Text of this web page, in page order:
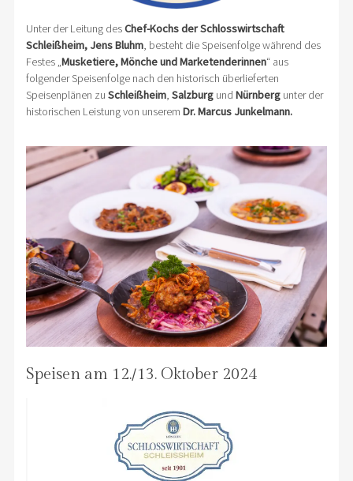
Unter der Leitung desChef-Kochs der Schlosswirtschaft
Schleißheim, Jens Bluhm, besteht die Speisenfolge während des
Festes „Musketiere, Mönche und Marketenderinnen“ aus
folgender Speisenfolge nach den historisch überlieferten
Speisenplänen zu Schleißheim, Salzburgund Nürnbergunter der
historischen Leistung von unserem Dr. Marcus Junkelmann.
Speisen am 12./13. Oktober 2024